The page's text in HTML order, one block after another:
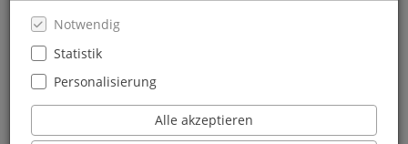
Notwendig
Statistik
Personalisierung
Alle akzeptieren
Aktuelles aus unseren
Buchhandlungen